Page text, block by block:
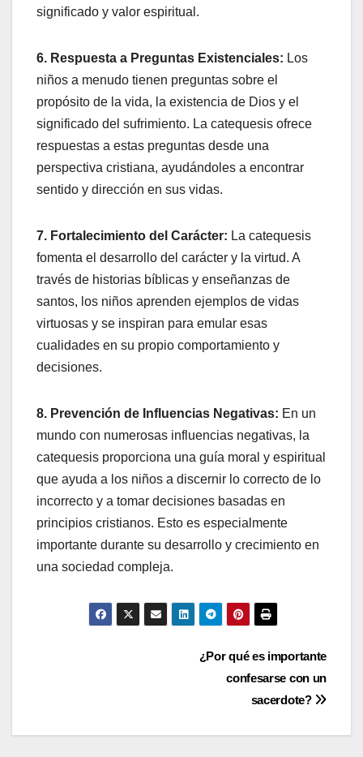
significado y valor espiritual.
6. Respuesta a Preguntas Existenciales: Los
niños a menudo tienen preguntas sobre el
propósito de la vida, la existencia de Dios y el
significado del sufrimiento. La catequesis ofrece
respuestas a estas preguntas desde una
perspectiva cristiana, ayudándoles a encontrar
sentido y dirección en sus vidas.
7. Fortalecimiento del Carácter: La catequesis
fomenta el desarrollo del carácter y la virtud. A
través de historias bíblicas y enseñanzas de
santos, los niños aprenden ejemplos de vidas
virtuosas y se inspiran para emular esas
cualidades en su propio comportamiento y
decisiones.
8. Prevención de Influencias Negativas: En un
mundo con numerosas influencias negativas, la
catequesis proporciona una guía moral y espiritual
que ayuda a los niños a discernir lo correcto de lo
incorrecto y a tomar decisiones basadas en
principios cristianos. Esto es especialmente
importante durante su desarrollo y crecimiento en
una sociedad compleja.
entradas
¿Por qué es importante
confesarse con un
sacerdote?